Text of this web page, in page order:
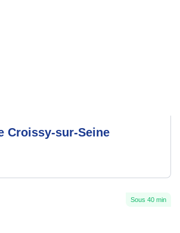
Croissy-sur-Seine
Sous 40 min